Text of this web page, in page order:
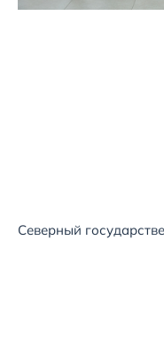
Северный